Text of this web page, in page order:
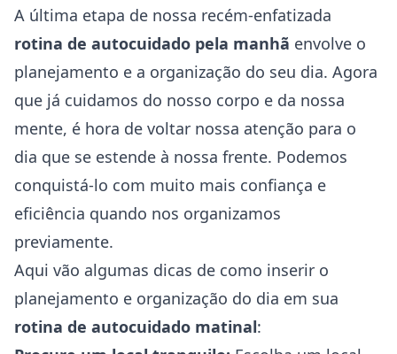
A última etapa de nossa recém-enfatizada
rotina de autocuidado pela manhã envolve o
planejamento e a organização do seu dia. Agora
que já cuidamos do nosso corpo e da nossa
mente, é hora de voltar nossa atenção para o
dia que se estende à nossa frente. Podemos
conquistá-lo com muito mais confiança e
eficiência quando nos organizamos
previamente.
Aqui vão algumas dicas de como inserir o
planejamento e organização do dia em sua
rotina de autocuidado matinal: